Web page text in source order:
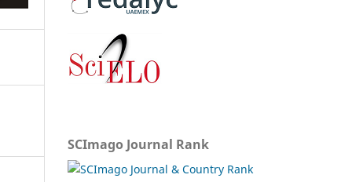
SCImago Journal Rank